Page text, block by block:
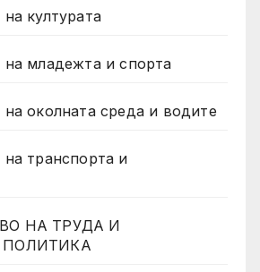
културата
младежта и спорта
околната среда и водите
транспорта и
НА ТРУДА И